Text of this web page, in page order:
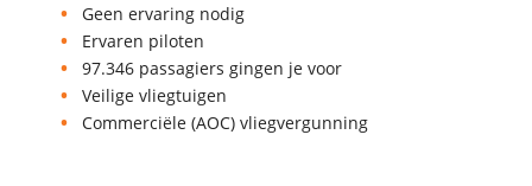
Geen ervaring nodig
Ervaren piloten
97.346 passagiers gingen je voor
Veilige vliegtuigen
Commerciële (AOC) vliegvergunning